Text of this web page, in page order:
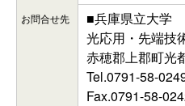
お問合せ先
■兵庫県立大学
光応用・先端
赤穂郡上郡町光
Tel.0791-58-
Fax.0791-58-